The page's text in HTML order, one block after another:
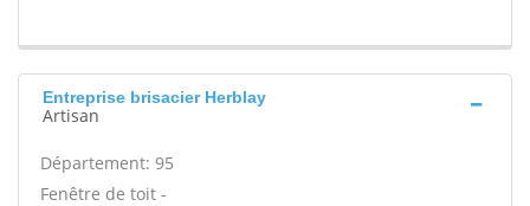
Entreprise brisacier Herblay
Artisan
Département: 95
Fenêtre de toit -